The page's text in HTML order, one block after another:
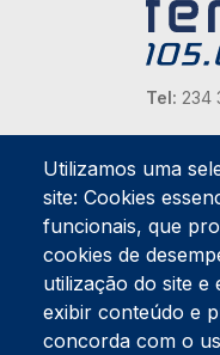
Tel: 234
Rua Gil
3834-
Estúdios
Rua
Edifício
3830-
Utilizamos uma
site: Cookies
funcionais, que
cookies de
utilização do site e
exibir conteúdo e
concorda com o